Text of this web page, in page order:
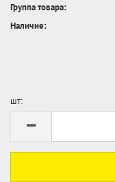
Группа товара:
Наличие:
шт: